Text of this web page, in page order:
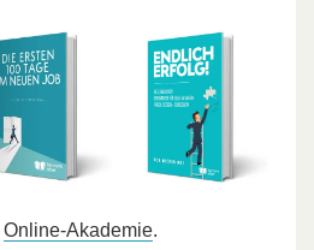
Online-Akademie.